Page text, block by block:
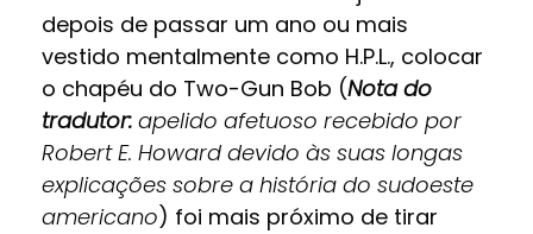
depois de passar um ano ou mais
vestido mentalmente como H.P.L., colocar
o chapéu do Two-Gun Bob (Nota do
tradutor:apelido afetuoso recebido por
Robert E. Howard devido às suas longas
explicações sobre a história do sudoeste
americano) foi mais próximo de tirar